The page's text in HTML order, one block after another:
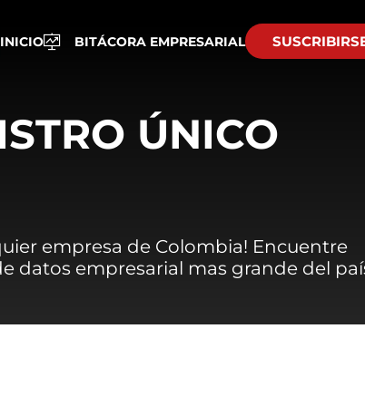
INICIO BITÁCORA EMPRESARIAL
ÚNICO
empresa de Colombia! Encuentre
datos empresarial mas grande del